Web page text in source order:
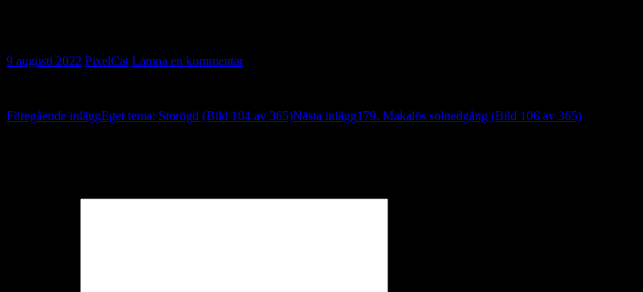
9 augusti 2022 PixelCat Lämna en kommentar
Inläggsnavigering
Föregående inläggEget tema: Storögd (Bild 104 av 365)Nästa inlägg179. Makalös solnedgång (Bild 106 av 365)